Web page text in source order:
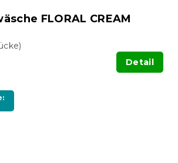
FLORAL CREAM
Detail